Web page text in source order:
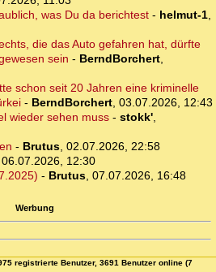
was Du da berichtest- helmut-1,
die das Auto gefahren hat, dürfte
sein - BerndBorchert,
schon seit 20 Jahren eine kriminelle
- BerndBorchert, 03.07.2026, 12:43
wieder sehen muss- stokk',
- Brutus, 02.07.2026, 22:58
06.07.2026, 12:30
- Brutus, 07.07.2026, 16:48
Werbung
registrierte Benutzer, 3691 Benutzer online (7